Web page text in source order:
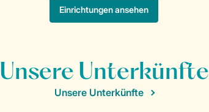
Unsere Unterkünfte
Unsere Unterkünfte